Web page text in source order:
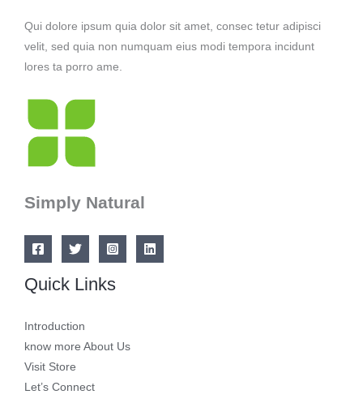
Qui dolore ipsum quia dolor sit amet, consec tetur adipisci
velit, sed quia non numquam eius modi tempora incidunt
lores ta porro ame.
Simply Natural
Quick Links
Introduction
know more About Us
Visit Store
Let’s Connect